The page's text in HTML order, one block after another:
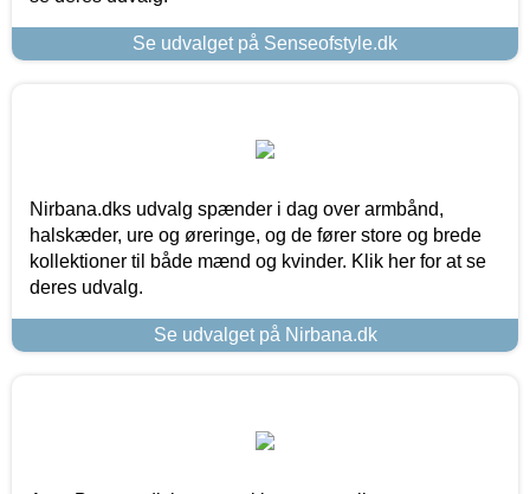
Se udvalget på Senseofstyle.dk
Nirbana.dks udvalg spænder i dag over armbånd,
halskæder, ure og øreringe, og de fører store og brede
kollektioner til både mænd og kvinder. Klik her for at se
deres udvalg.
Se udvalget på Nirbana.dk